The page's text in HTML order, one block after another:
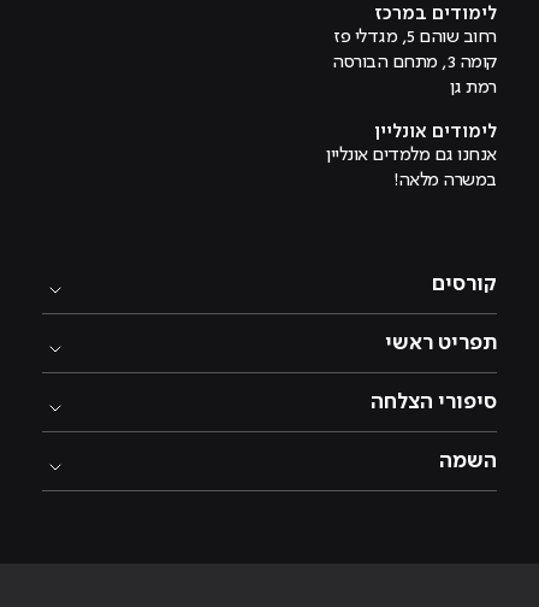
לימודים במרכז
רחוב שוהם 5, מגדלי פז
קומה 3, מתחם הבורסה
רמת גן
לימודים אונליין
אנחנו גם מלמדים אונליין
במשרה מלאה!
קורסים
תפריט ראשי
סיפורי הצלחה
השמה